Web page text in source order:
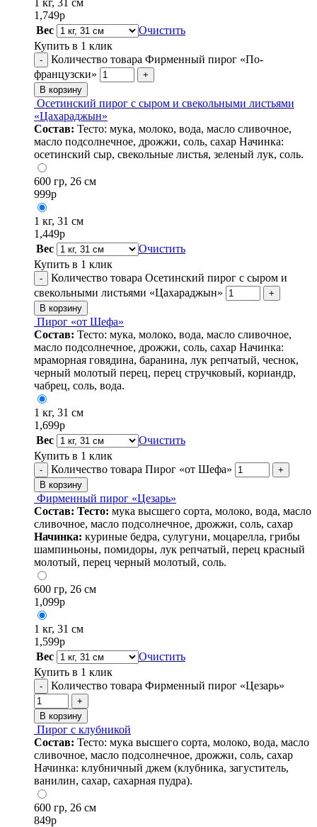
1,749р
Вес
Очистить
Купить в 1 клик
-
Количество товара Фирменный пирог «По-
французски»
+
В корзину
Осетинский пирог с сыром и свекольными листьями
«Цахараджын»
Состав: Тесто: мука, молоко, вода, масло сливочное,
масло подсолнечное, дрожжи, соль, сахар Начинка:
осетинский сыр, свекольные листья, зеленый лук, соль.
600 гр, 26 см
999р
1 кг, 31 см
1,449р
Вес
Очистить
Купить в 1 клик
-
Количество товара Осетинский пирог с сыром и
свекольными листьями «Цахараджын»
+
В корзину
Пирог «от Шефа»
Состав: Тесто: мука, молоко, вода, масло сливочное,
масло подсолнечное, дрожжи, соль, сахар Начинка:
мраморная говядина, баранина, лук репчатый, чеснок,
черный молотый перец, перец стручковый, кориандр,
чабрец, соль, вода.
1 кг, 31 см
1,699р
Вес
Очистить
Купить в 1 клик
- Количество товара Пирог «от Шефа»
+
В корзину
Фирменный пирог «Цезарь»
Состав: Тесто: мука высшего сорта, молоко, вода, масло
сливочное, масло подсолнечное, дрожжи, соль, сахар
Начинка: куриные бедра, сулугуни, моцарелла, грибы
шампиньоны, помидоры, лук репчатый, перец красный
молотый, перец черный молотый, соль.
600 гр, 26 см
1,099р
1 кг, 31 см
1,599р
Вес
Очистить
Купить в 1 клик
- Количество товара Фирменный пирог «Цезарь»
+
В корзину
Пирог с клубникой
Состав: Тесто: мука высшего сорта, молоко, вода, масло
сливочное, масло подсолнечное, дрожжи, соль, сахар
Начинка: клубничный джем (клубника, загуститель,
ванилин, сахар, сахарная пудра).
600 гр, 26 см
849р